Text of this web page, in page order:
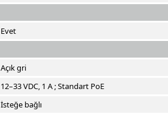
Evet
Açık gri
12–33 VDC, 1 A ; Standart PoE
İsteğe bağlı